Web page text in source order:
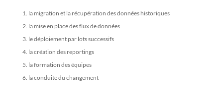
la migration et la récupération des données historiques
la mise en place des flux de données
le déploiement par lots successifs
la création des reportings
la formation des équipes
la conduite du changement